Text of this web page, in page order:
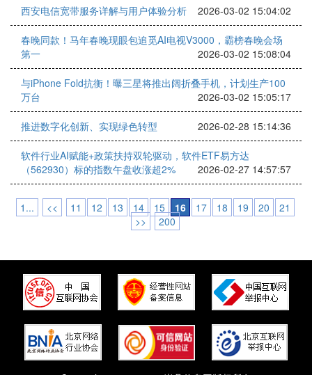
西安电信宽带服务详解与用户体验分析 2026-03-02 15:04:02
春晚同款！马年春晚现眼包追觅AI电视V3000，霸榜春晚会场
第一
2026-03-02 15:08:04
与iPhone Fold抗衡！曝三星将推出阔折叠手机，计划生产100
万台
2026-03-02 15:05:17
推进数字化创新、实现绿色转型 2026-02-28 15:14:36
软件行业AI赋能+政策扶持双轮驱动，软件ETF易方达
（562930）标的指数午盘收涨超2%
2026-02-27 14:57:57
1... << 11 12 13 14 15 16 17 18 19 20
21
>>
200